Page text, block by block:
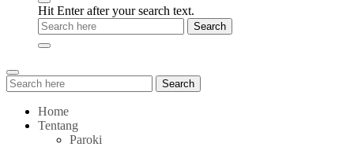
Hit Enter after your search text.
Search
for:
Search
Home
Tentang
Paroki